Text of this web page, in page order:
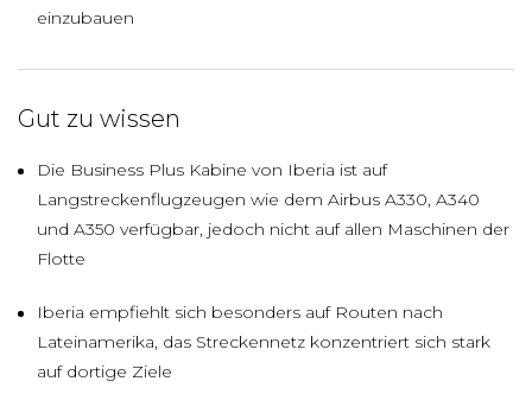
einzubauen
Gut zu wissen
Die Business Plus Kabine von Iberia ist auf
Langstreckenflugzeugen wie dem Airbus A330, A340
und A350 verfügbar, jedoch nicht auf allen Maschinen der
Flotte
Iberia empfiehlt sich besonders auf Routen nach
Lateinamerika, das Streckennetz konzentriert sich stark
auf dortige Ziele